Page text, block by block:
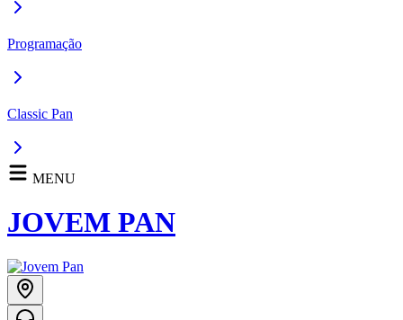
Programação
Classic Pan
MENU
JOVEM PAN